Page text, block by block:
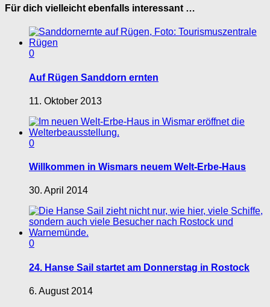
Für dich vielleicht ebenfalls interessant …
0
Auf Rügen Sanddorn ernten
11. Oktober 2013
0
Willkommen in Wismars neuem Welt-Erbe-Haus
30. April 2014
0
24. Hanse Sail startet am Donnerstag in Rostock
6. August 2014